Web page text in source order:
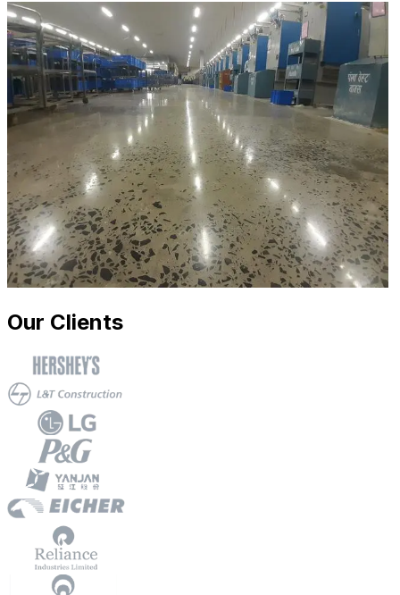
Our Clients